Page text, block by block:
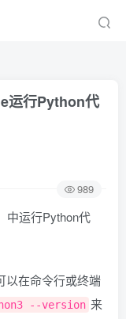
运行Python代
989
中运行Python代
以在命令行或终端
--version 来